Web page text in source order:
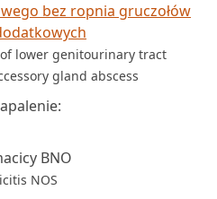
bez ropnia gruczołów
lower genitourinary tract
gland abscess
BNO
NOS